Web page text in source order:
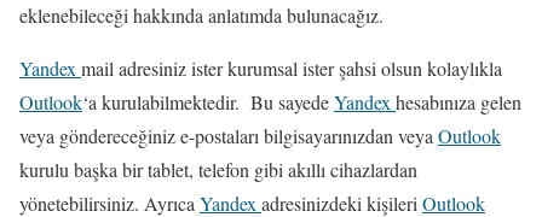
eklenebileceği hakkında anlatımda bulunacağız.
Yandex mail adresiniz ister kurumsal ister şahsi olsun kolaylıkla
Outlook‘a kurulabilmektedir. Bu sayedeYandex hesabınıza gelen
veya göndereceğiniz e-postaları bilgisayarınızdan veya Outlook
kurulu başka bir tablet, telefon gibi akıllı cihazlardan
yönetebilirsiniz. Ayrıca Yandex adresinizdeki kişileri Outlook